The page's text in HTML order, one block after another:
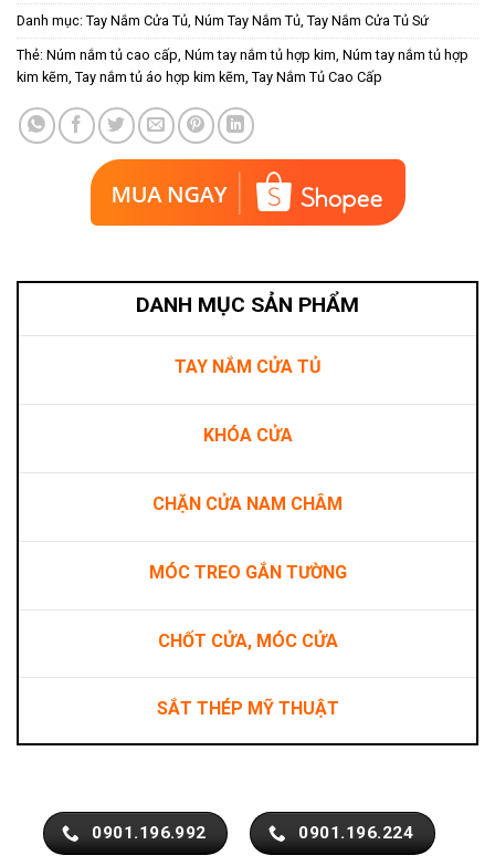
Danh mục: Tay Nắm Cửa Tủ Núm Tay Nắm Tủ Tay Nắm Cửa Tủ Sứ
Thẻ: Núm nắm tủ cao cấp Núm tay nắm tủ hợp kim Núm tay nắm tủ hợp
kim kẽm Tay nắm tủ áo hợp kim kẽm Tay Nắm Tủ Cao Cấp
DANH MỤC SẢN PHẨM
TAY NẮM CỬA TỦ
KHÓA CỬA
CHẶN CỬA NAM CHÂM
MÓC TREO GẮN TƯỜNG
CHỐT CỬA, MÓC CỬA
SẮT THÉP MỸ THUẬT
0901.196.992 0901.196.224